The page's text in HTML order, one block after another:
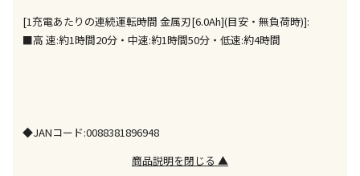
午前9時までのご注文確定した商品については、当日に
出荷いたします。
[1充電あたりの連続運転時間 金属刃[6.0Ah](目安・無負荷時)]:
■高 速:約1時間20分・中速:約1時間50分・低速:約4時間
◆JANコード:0088381896948
商品説明を閉じる ▲